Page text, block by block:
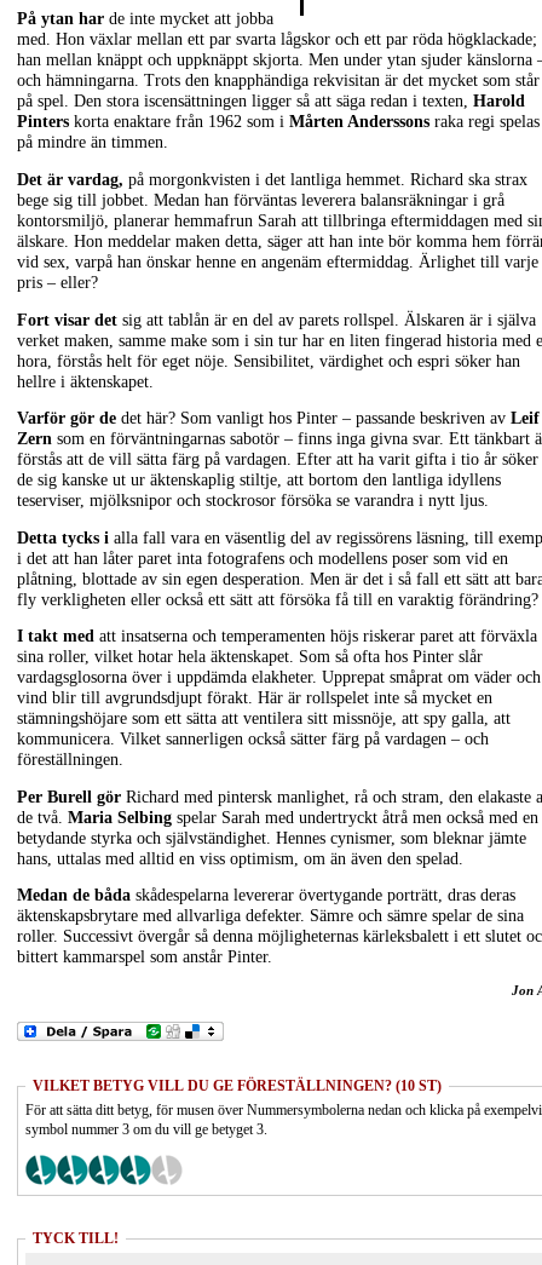
På ytan har de inte mycket att jobba
med. Hon växlar mellan ett par svarta lågskor och ett par röda högklackade;
han mellan knäppt och uppknäppt skjorta. Men under ytan sjuder känslorna
och hämningarna. Trots den knapphändiga rekvisitan är det mycket som står
på spel. Den stora iscensättningen ligger så att säga redan i texten, Harold
Pinters korta enaktare från 1962 som i Mårten Anderssons raka regi spelas
på mindre än timmen.
Det är vardag, på morgonkvisten i det lantliga hemmet. Richard ska strax
bege sig till jobbet. Medan han förväntas leverera balansräkningar i grå
kontorsmiljö, planerar hemmafrun Sarah att tillbringa eftermiddagen med
älskare. Hon meddelar maken detta, säger att han inte bör komma hem
vid sex, varpå han önskar henne en angenäm eftermiddag. Ärlighet till varje
pris – eller?
Fort visar det sig att tablån är en del av parets rollspel. Älskaren är i själva
verket maken, samme make som i sin tur har en liten fingerad historia med
hora, förstås helt för eget nöje. Sensibilitet, värdighet och espri söker han
hellre i äktenskapet.
Varför gör de det här? Som vanligt hos Pinter – passande beskriven av Leif
Zern som en förväntningarnas sabotör – finns inga givna svar. Ett tänkbart
förstås att de vill sätta färg på vardagen. Efter att ha varit gifta i tio år söker
de sig kanske ut ur äktenskaplig stiltje, att bortom den lantliga idyllens
teserviser, mjölksnipor och stockrosor försöka se varandra i nytt ljus.
Detta tycks i alla fall vara en väsentlig del av regissörens läsning, till
i det att han låter paret inta fotografens och modellens poser som vid en
plåtning, blottade av sin egen desperation. Men är det i så fall ett sätt att
fly verkligheten eller också ett sätt att försöka få till en varaktig förändring?
I takt med att insatserna och temperamenten höjs riskerar paret att förväxla
sina roller, vilket hotar hela äktenskapet. Som så ofta hos Pinter slår
vardagsglosorna över i uppdämda elakheter. Upprepat småprat om väder och
vind blir till avgrundsdjupt förakt. Här är rollspelet inte så mycket en
stämningshöjare som ett sätta att ventilera sitt missnöje, att spy galla, att
kommunicera. Vilket sannerligen också sätter färg på vardagen – och
föreställningen.
Per Burell gör Richard med pintersk manlighet, rå och stram, den elakaste
de två. Maria Selbing spelar Sarah med undertryckt åtrå men också med en
betydande styrka och självständighet. Hennes cynismer, som bleknar jämte
hans, uttalas med alltid en viss optimism, om än även den spelad.
Medan de båda skådespelarna levererar övertygande porträtt, dras deras
äktenskapsbrytare med allvarliga defekter. Sämre och sämre spelar de sina
roller. Successivt övergår så denna möjligheternas kärleksbalett i ett slutet
bittert kammarspel som anstår Pinter.
Jon
VILKET BETYG VILL DU GE FÖRESTÄLLNINGEN? (10 ST)
För att sätta ditt betyg, för musen över Nummersymbolerna nedan och klicka på
symbol nummer 3 om du vill ge betyget 3.
TYCK TILL!